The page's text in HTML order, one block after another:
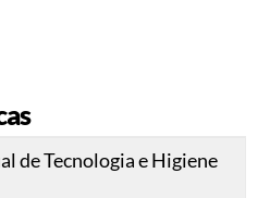
de Tecnologia e Higiene